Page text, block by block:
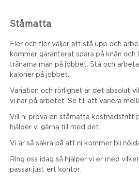
Ståmatta
Fler och fler väljer att stå upp och
kommer garanterat spara på knän och
tränarna man på jobbet. Stå och
kalorier på jobbet.
Variation och rörlighet är det absolut
vi har på arbetet. Se till att variera
Vill ni prova en ståmatta kostnadsfritt
hjälper vi gärna till med det.
Vi är så säkra på att ni kommer bli
Ring oss idag så hjälper vi er med
passar just ert kontor.